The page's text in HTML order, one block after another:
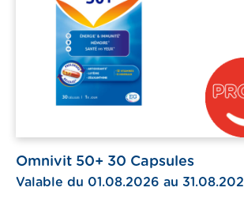
Omnivit 50+ 30 Capsules
Valable du 01.08.2026 au